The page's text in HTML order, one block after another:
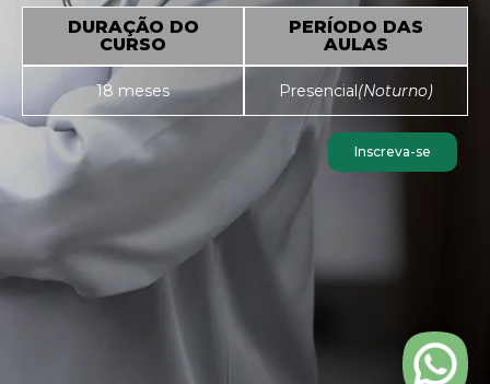
DURAÇÃO DO
CURSO
PERÍODO DAS
AULAS
18 meses Presencial(Noturno)
Inscreva-se